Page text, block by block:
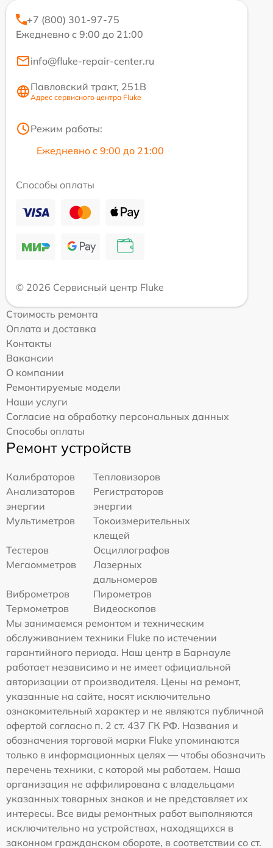
+7 (800) 301-97-75
Ежедневно с 9:00 до 21:00
info@fluke-repair-center.ru
Павловский тракт, 251В
Адрес сервисного центра Fluke
Режим работы:
Ежедневно с 9:00 до 21:00
Способы оплаты
© 2026 Сервисный центр Fluke
Стоимость ремонта
Оплата и доставка
Контакты
Вакансии
О компании
Ремонтируемые модели
Наши услуги
Согласие на обработку персональных данных
Способы оплаты
Ремонт устройств
Калибраторов
Тепловизоров
Анализаторов
энергии
Регистраторов
энергии
Мультиметров
Токоизмерительных
клещей
Тестеров
Осциллографов
Мегаомметров
Лазерных
дальномеров
Виброметров
Пирометров
Термометров
Видеоскопов
Мы занимаемся ремонтом и техническим
обслуживанием техники Fluke по истечении
гарантийного периода. Наш центр в Барнауле
работает независимо и не имеет официальной
авторизации от производителя. Цены на ремонт,
указанные на сайте, носят исключительно
ознакомительный характер и не являются публичной
офертой согласно п. 2 ст. 437 ГК РФ. Названия и
обозначения торговой марки Fluke упоминаются
только в информационных целях — чтобы обозначить
перечень техники, с которой мы работаем. Наша
организация не аффилирована с владельцами
указанных товарных знаков и не представляет их
интересы. Все виды ремонтных работ выполняются
исключительно на устройствах, находящихся в
законном гражданском обороте, в соответствии со ст.